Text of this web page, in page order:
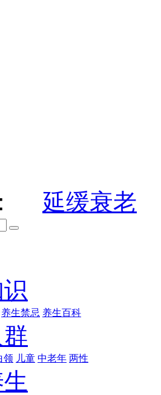
延缓衰老
养生禁忌 养生百科
领 儿童 中老年 两性